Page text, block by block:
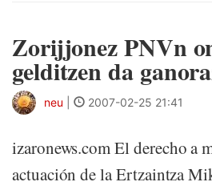
Zorijjonez PNVn
gelditzen da
neu 2007-02-25 21:41
izaronews.com El derecho a
actuación de la Ertzaintza